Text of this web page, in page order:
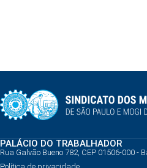
PALÁCIO DO TRABALHADOR
Rua Galvão Bueno 782, CEP 01506-000 -